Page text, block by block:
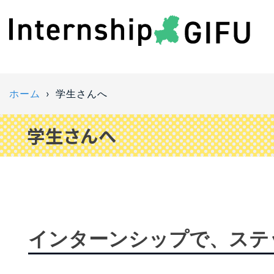
ホーム 学生さんへ
学生さんへ
インターンシップで、ステ